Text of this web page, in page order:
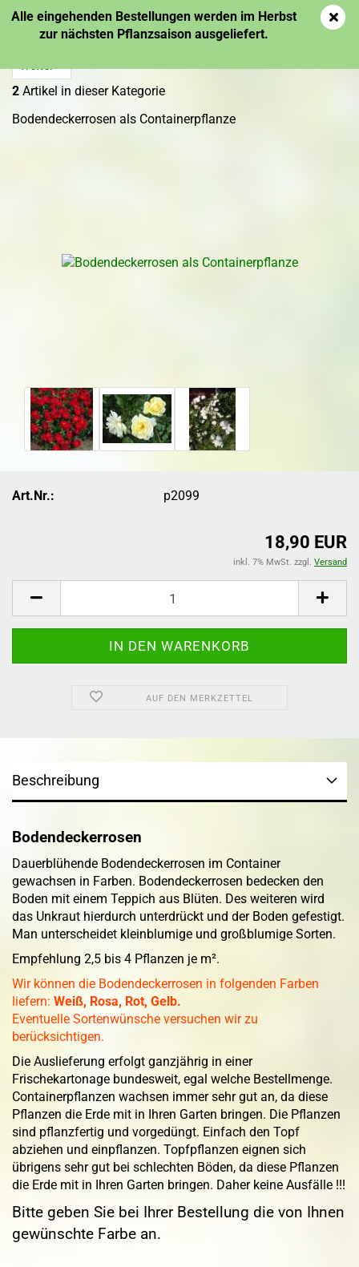
Alle eingehenden Bestellungen werden im Herbst
zur nächsten Pflanzsaison ausgeliefert.
weiter »
2 Artikel in dieser Kategorie
Bodendeckerrosen als Containerpflanze
Art.Nr.: p2099
18,90 EUR
inkl. 7% MwSt. zzgl. Versand
AUF DEN MERKZETTEL
Beschreibung
Bodendeckerrosen
Dauerblühende Bodendeckerrosen im Container
gewachsen in Farben. Bodendeckerrosen bedecken den
Boden mit einem Teppich aus Blüten. Des weiteren wird
das Unkraut hierdurch unterdrückt und der Boden gefestigt.
Man unterscheidet kleinblumige und großblumige Sorten.
Empfehlung 2,5 bis 4 Pflanzen je m².
Wir können die Bodendeckerrosen in folgenden Farben
liefern: Weiß, Rosa, Rot, Gelb.
Eventuelle Sortenwünsche versuchen wir zu
berücksichtigen.
Die Auslieferung erfolgt ganzjährig in einer
Frischekartonage bundesweit, egal welche Bestellmenge.
Containerpflanzen wachsen immer sehr gut an, da diese
Pflanzen die Erde mit in Ihren Garten bringen. Die Pflanzen
sind pflanzfertig und vorgedüngt. Einfach den Topf
abziehen und einpflanzen. Topfpflanzen eignen sich
übrigens sehr gut bei schlechten Böden, da diese Pflanzen
die Erde mit in Ihren Garten bringen. Daher keine Ausfälle !!!
Bitte geben Sie bei Ihrer Bestellung die von Ihnen
gewünschte Farbe an.